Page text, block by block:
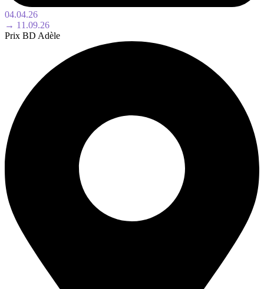
04.04.26
→ 11.09.26
Prix BD Adèle